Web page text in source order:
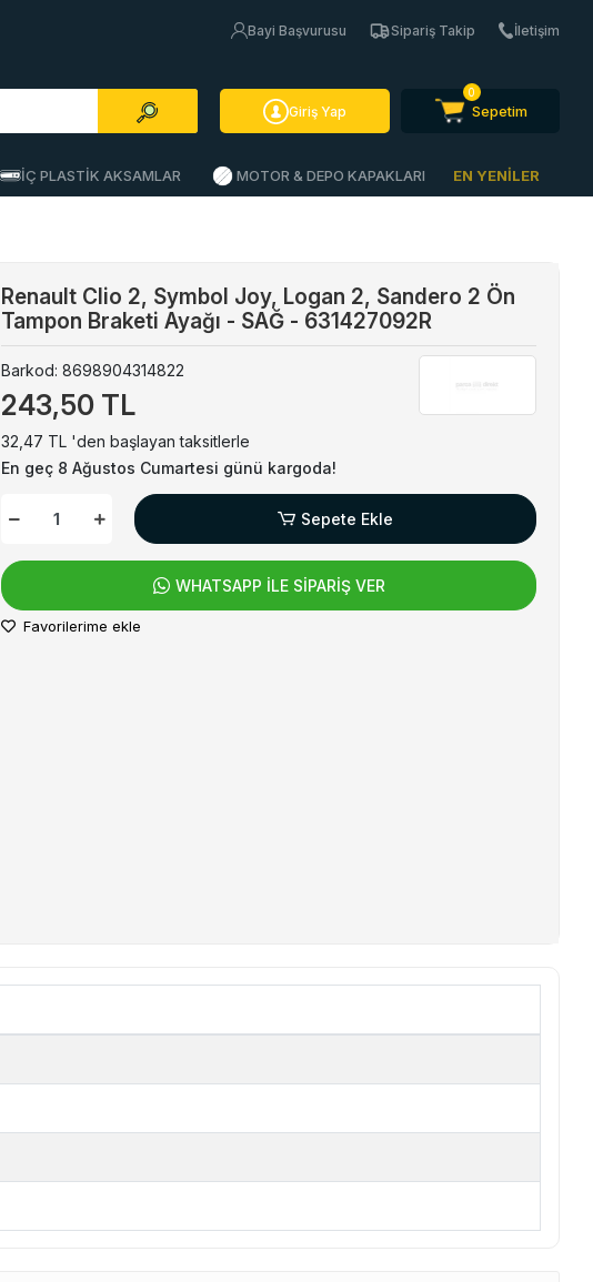
Bayi Başvurusu Sipariş Takip İletişim
Giriş Yap
0
Sepetim
İÇ PLASTİK AKSAMLAR MOTOR & DEPO KAPAKLARI EN YENİLER
Renault Clio 2, Symbol Joy, Logan 2, Sandero 2 Ön
Tampon Braketi Ayağı - SAĞ - 631427092R
Barkod:8698904314822
243,50 TL
32,47 TL 'den başlayan taksitlerle
En geç 8 Ağustos Cumartesi günü kargoda!
Sepete Ekle
WHATSAPP İLE SİPARİŞ VER
Favorilerime ekle